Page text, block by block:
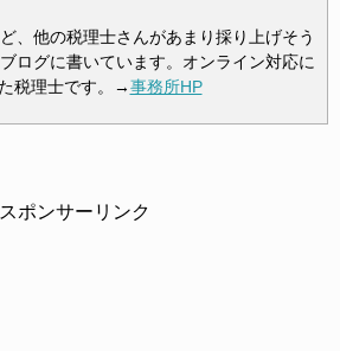
、他の税理士さんがあまり採り上げそう
ログに書いています。オンライン対応に
税理士です。→事務所HP
スポンサーリンク